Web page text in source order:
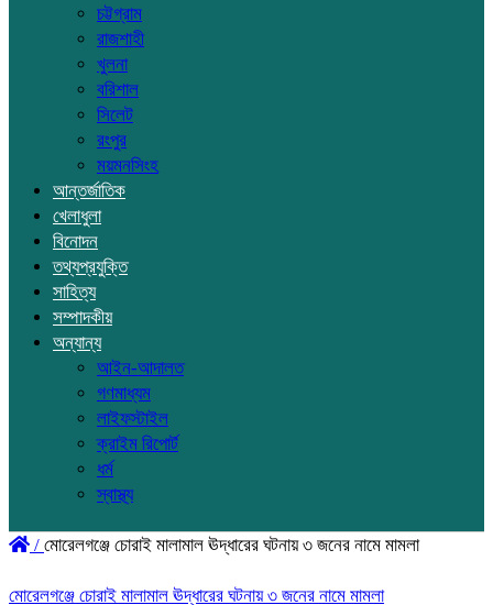
চট্টগ্রাম
রাজশাহী
খুলনা
বরিশাল
সিলেট
রংপুর
ময়মনসিংহ
আন্তর্জাতিক
খেলাধুলা
বিনোদন
তথ্যপ্রযুক্তি
সাহিত্য
সম্পাদকীয়
অন্যান্য
আইন-আদালত
গণমাধ্যম
লাইফস্টাইল
ক্রাইম রিপোর্ট
ধর্ম
স্বাস্থ্য
/ মোরেলগঞ্জে চোরাই মালামাল ঊদ্ধারের ঘটনায় ৩ জনের নামে মামলা
মোরেলগঞ্জে চোরাই মালামাল ঊদ্ধারের ঘটনায় ৩ জনের নামে মামলা